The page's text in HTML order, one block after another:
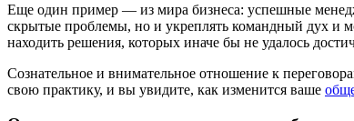
Еще один пример — из мира бизнеса: успешные
скрытые проблемы, но и укреплять командный дух и
находить решения, которых иначе бы не удалось
Сознательное и внимательное отношение к
свою практику, и вы увидите, как изменится ваше